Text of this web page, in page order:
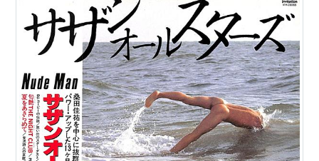
田佳祐 原由子 他 |